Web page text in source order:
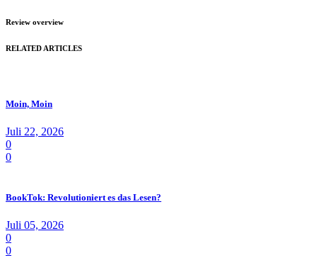
Review overview
RELATED ARTICLES
Moin, Moin
Juli 22, 2026
0
0
BookTok: Revolutioniert es das Lesen?
Juli 05, 2026
0
0